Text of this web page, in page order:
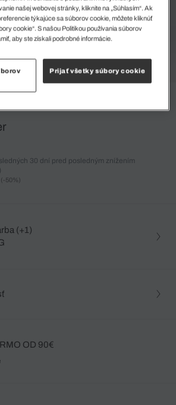
30 dní pred posledným znížením
(-50%)
(+1)
OD 90€
našej webovej stránky, kliknite na „Súhlasím“. Ak
týkajúce sa súborov cookie, môžete kliknúť
cookie“. S našou Politikou používania súborov
aby ste získali podrobné informácie.
Prijať všetky súbory cookie